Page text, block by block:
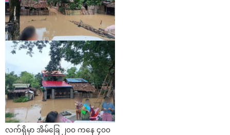
လက်ရှိမှာ အိမ်ခြေ ၂၀၀ ကနေ ၄၀၀